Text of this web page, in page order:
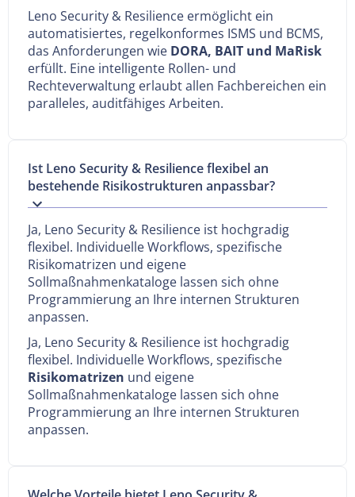
Leno Security & Resilience ermöglicht ein
automatisiertes, regelkonformes ISMS und BCMS,
das Anforderungen wie DORA, BAIT und MaRisk
erfüllt. Eine intelligente Rollen- und
Rechteverwaltung erlaubt allen Fachbereichen ein
paralleles, auditfähiges Arbeiten.
Ist Leno Security & Resilience flexibel an
bestehende Risikostrukturen anpassbar?
Ja, Leno Security & Resilience ist hochgradig
flexibel. Individuelle Workflows, spezifische
Risikomatrizen und eigene
Sollmaßnahmenkataloge lassen sich ohne
Programmierung an Ihre internen Strukturen
anpassen.
Ja, Leno Security & Resilience ist hochgradig
flexibel. Individuelle Workflows, spezifische
Risikomatrizen und eigene
Sollmaßnahmenkataloge lassen sich ohne
Programmierung an Ihre internen Strukturen
anpassen.